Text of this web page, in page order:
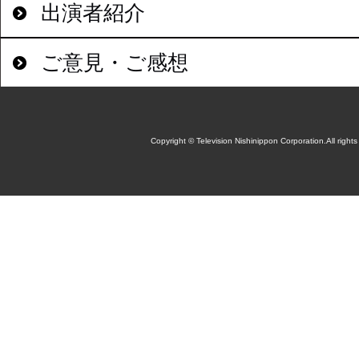
出演者紹介
ご意見・ご感想
Copyright © Television Nishinippon Corporation.All